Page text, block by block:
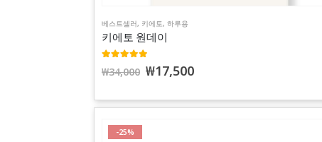
베스트셀러, 키에토, 하루용
키에토 원데이
₩34,000 ₩17,500
-25%